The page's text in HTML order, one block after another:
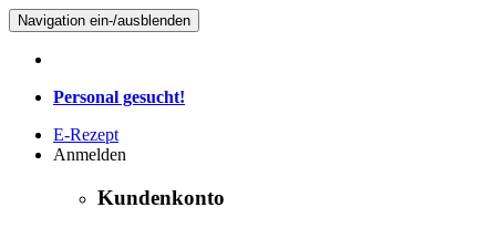
Navigation ein-/ausblenden
Personal gesucht!
E-Rezept
Anmelden
Kundenkonto